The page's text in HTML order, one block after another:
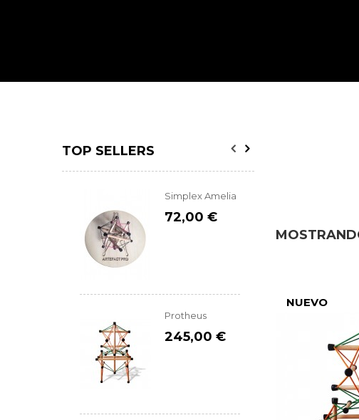
NUEVO
TOP SELLERS
Simplex Amelia
72,00 €
Protheus
245,00 €